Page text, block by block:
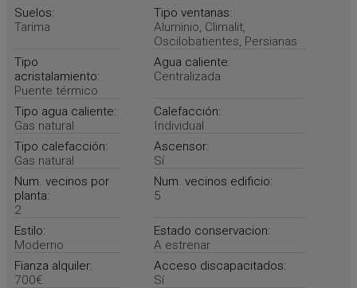
Suelos:
Tarima
Tipo ventanas:
Aluminio, Climalit,
Oscilobatientes, Persianas
Tipo
acristalamiento:
Puente térmico
Agua caliente:
Centralizada
Tipo agua caliente:
Gas natural
Calefacción:
Individual
Tipo calefacción:
Gas natural
Ascensor:
Sí
Num. vecinos por
planta:
2
Num. vecinos edificio:
5
Estilo:
Moderno
Estado conservacion:
A estrenar
Fianza alquiler:
700€
Acceso discapacitados:
Sí